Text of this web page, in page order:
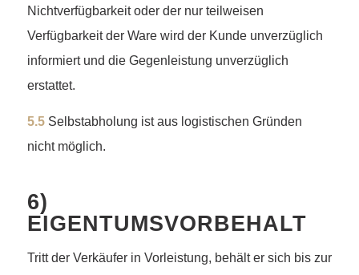
Nichtverfügbarkeit oder der nur teilweisen
Verfügbarkeit der Ware wird der Kunde unverzüglich
informiert und die Gegenleistung unverzüglich
erstattet.
5.5Selbstabholung ist aus logistischen Gründen
nicht möglich.
6)
EIGENTUMSVORBEHALT
Tritt der Verkäufer in Vorleistung, behält er sich bis zur